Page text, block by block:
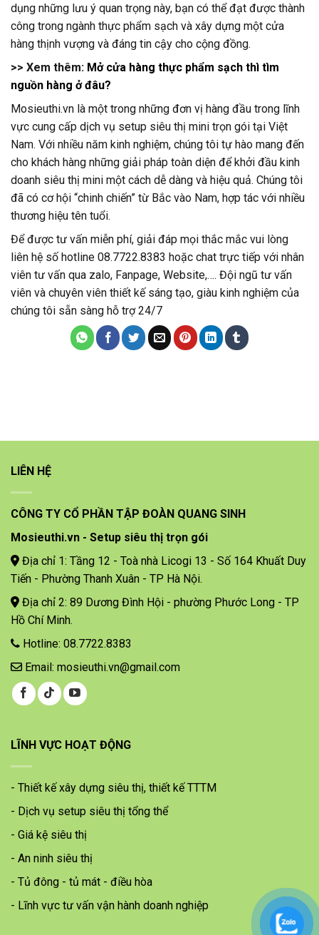
dụng những lưu ý quan trọng này, bạn có thể đạt được thành
công trong ngành thực phẩm sạch và xây dựng một cửa
hàng thịnh vượng và đáng tin cậy cho cộng đồng.
>> Xem thêm: Mở cửa hàng thực phẩm sạch thì tìm
nguồn hàng ở đâu?
Mosieuthi.vn là một trong những đơn vị hàng đầu trong lĩnh
vực cung cấp dịch vụ setup siêu thị mini trọn gói tại Việt
Nam. Với nhiều năm kinh nghiệm, chúng tôi tự hào mang đến
cho khách hàng những giải pháp toàn diện để khởi đầu kinh
doanh siêu thị mini một cách dễ dàng và hiệu quả. Chúng tôi
đã có cơ hội “chinh chiến” từ Bắc vào Nam, hợp tác với nhiều
thương hiệu tên tuổi.
Để được tư vấn miễn phí, giải đáp mọi thắc mắc vui lòng
liên hệ số hotline 08.7722.8383 hoặc chat trực tiếp với nhân
viên tư vấn qua zalo, Fanpage, Website,…. Đội ngũ tư vấn
viên và chuyên viên thiết kế sáng tạo, giàu kinh nghiệm của
chúng tôi sẵn sàng hỗ trợ 24/7
LIÊN HỆ
CÔNG TY CỔ PHẦN TẬP ĐOÀN QUANG SINH
Mosieuthi.vn - Setup siêu thị trọn gói
Địa chỉ 1: Tầng 12 - Toà nhà Licogi 13 - Số 164 Khuất Duy
Tiến - Phường Thanh Xuân - TP Hà Nội.
Địa chỉ 2: 89 Dương Đình Hội - phường Phước Long - TP
Hồ Chí Minh.
Hotline: 08.7722.8383
Email: mosieuthi.vn@gmail.com
LĨNH VỰC HOẠT ĐỘNG
- Thiết kế xây dựng siêu thị, thiết kế TTTM
- Dịch vụ setup siêu thị tổng thể
- Giá kệ siêu thị
- An ninh siêu thị
- Tủ đông - tủ mát - điều hòa
- Lĩnh vực tư vấn vận hành doanh nghiệp